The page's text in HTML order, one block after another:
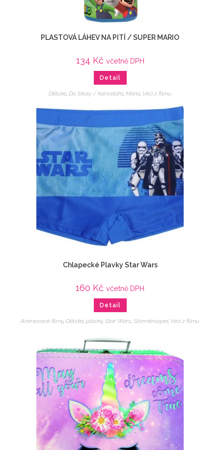
PLASTOVÁ LÁHEV NA PITÍ / SUPER MARIO
134 Kč včetně DPH
Detail
Dětské, Do školy / kanceláře, Mario, Veci z filmu
Chlapecké Plavky Star Wars
160 Kč včetně DPH
Detail
Animované filmy, Dětské, plavky, Star Wars, Stormtrooper, Veci z filmu